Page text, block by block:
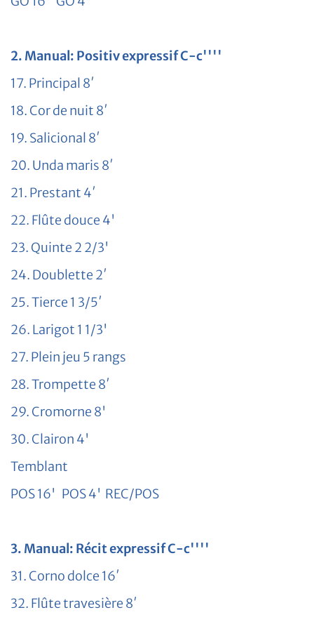
2. Manual: Positiv expressif C-c''''
17. Principal 8′
18. Cor de nuit 8′
19. Salicional 8′
20. Unda maris 8′
21. Prestant 4′
22. Flûte douce 4'
23. Quinte 2 2/3'
24. Doublette 2′
25. Tierce 1 3/5′
26. Larigot 1 1/3'
27. Plein jeu 5 rangs
28. Trompette 8′
29. Cromorne 8'
30. Clairon 4'
Temblant
POS 16' POS 4' REC/POS
3. Manual: Récit expressif C-c''''
31. Corno dolce 16′
32. Flûte travesière 8′